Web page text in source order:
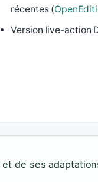
récentes (
Version live-action
de ses